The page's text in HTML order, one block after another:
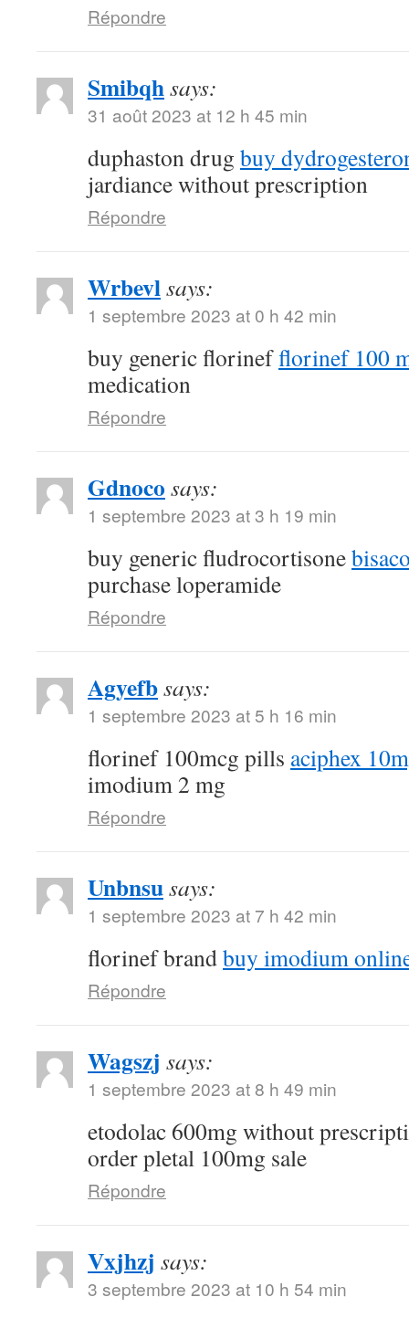
Répondre
Smibqhsays:
31 août 2023 at 12 h 45 min
duphaston drug buy
jardiance without prescription
Répondre
Wrbevlsays:
1 septembre 2023 at 0 h 42 min
buy generic florinefflorinef 100
medication
Répondre
Gdnoco says:
1 septembre 2023 at 3 h 19 min
buy generic fludrocortisone
purchase loperamide
Répondre
Agyefbsays:
1 septembre 2023 at 5 h 16 min
florinef 100mcg pills aciphex
imodium 2 mg
Répondre
Unbnsusays:
1 septembre 2023 at 7 h 42 min
florinef brandbuy imodium
Répondre
Wagszj says:
1 septembre 2023 at 8 h 49 min
etodolac 600mg without
order pletal 100mg sale
Répondre
Vxjhzj says:
3 septembre 2023 at 10 h 54 min